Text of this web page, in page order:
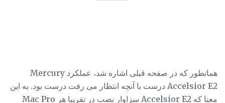
همانطور که در صفحه قبلی اشاره شد، عملکرد Mercury
Accelsior E2 درست با آنچه انتظار می رفت درست بود. به این
معنا که Accelsior E2 سزاوار نصب در تقریبا هر Mac Pro